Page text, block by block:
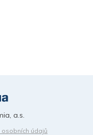
osobních údajů
a.s.